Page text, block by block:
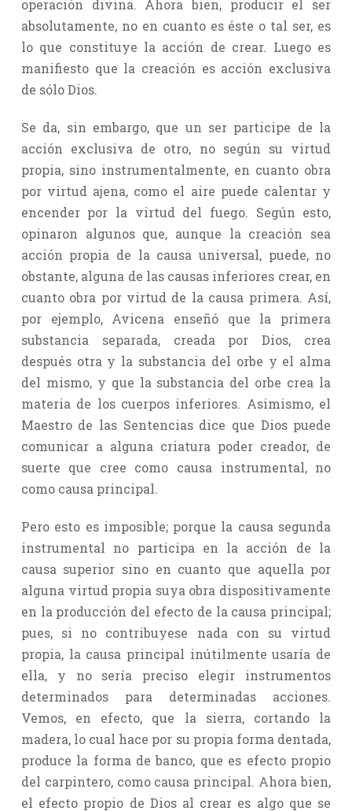
operación divina. Ahora bien, producir el ser
absolutamente, no en cuanto es éste o tal ser, es
lo que constituye la acción de crear. Luego es
manifiesto que la creación es acción exclusiva
de sólo Dios.
Se da, sin embargo, que un ser participe de la
acción exclusiva de otro, no según su virtud
propia, sino instrumentalmente, en cuanto obra
por virtud ajena, como el aire puede calentar y
encender por la virtud del fuego. Según esto,
opinaron algunos que, aunque la creación sea
acción propia de la causa universal, puede, no
obstante, alguna de las causas inferiores crear, en
cuanto obra por virtud de la causa primera. Así,
por ejemplo, Avicena enseñó que la primera
substancia separada, creada por Dios, crea
después otra y la substancia del orbe y el alma
del mismo, y que la substancia del orbe crea la
materia de los cuerpos inferiores. Asimismo, el
Maestro de las Sentencias dice que Dios puede
comunicar a alguna criatura poder creador, de
suerte que cree como causa instrumental, no
como causa principal.
Pero esto es imposible; porque la causa segunda
instrumental no participa en la acción de la
causa superior sino en cuanto que aquella por
alguna virtud propia suya obra dispositivamente
en la producción del efecto de la causa principal;
pues, si no contribuyese nada con su virtud
propia, la causa principal inútilmente usaría de
ella, y no sería preciso elegir instrumentos
determinados para determinadas acciones.
Vemos, en efecto, que la sierra, cortando la
madera, lo cual hace por su propia forma dentada,
produce la forma de banco, que es efecto propio
del carpintero, como causa principal. Ahora bien,
el efecto propio de Dios al crear es algo que se